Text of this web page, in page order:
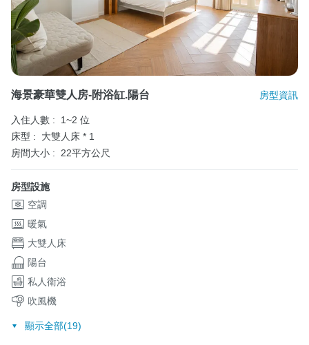
海景豪華雙人房-附浴缸.陽台 房型資訊
入住人數 :
1~2 位
床型 :
大雙人床 * 1
房間大小 :
22平方公尺
房型設施
空調
暖氣
大雙人床
陽台
私人衛浴
吹風機
顯示全部(19)